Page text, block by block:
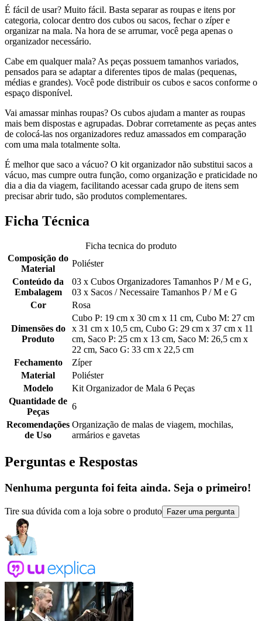
É fácil de usar? Muito fácil. Basta separar as roupas e itens por
categoria, colocar dentro dos cubos ou sacos, fechar o zíper e
organizar na mala. Na hora de se arrumar, você pega apenas o
organizador necessário.
Cabe em qualquer mala? As peças possuem tamanhos variados,
pensados para se adaptar a diferentes tipos de malas (pequenas,
médias e grandes). Você pode distribuir os cubos e sacos conforme o
espaço disponível.
Vai amassar minhas roupas? Os cubos ajudam a manter as roupas
mais bem dispostas e agrupadas. Dobrar corretamente as peças antes
de colocá-las nos organizadores reduz amassados em comparação
com uma mala totalmente solta.
É melhor que saco a vácuo? O kit organizador não substitui sacos a
vácuo, mas cumpre outra função, como organização e praticidade no
dia a dia da viagem, facilitando acessar cada grupo de itens sem
precisar abrir tudo, são produtos complementares.
Ficha Técnica
Ficha tecnica do produto
Composição do
Material
Poliéster
Conteúdo da
Embalagem
03 x Cubos Organizadores Tamanhos P / M e G,
03 x Sacos / Necessaire Tamanhos P / M e G
Cor
Rosa
Dimensões do
Produto
Cubo P: 19 cm x 30 cm x 11 cm, Cubo M: 27 cm
x 31 cm x 10,5 cm, Cubo G: 29 cm x 37 cm x 11
cm, Saco P: 25 cm x 13 cm, Saco M: 26,5 cm x
22 cm, Saco G: 33 cm x 22,5 cm
Fechamento
Zíper
Material
Poliéster
Modelo
Kit Organizador de Mala 6 Peças
Quantidade de
Peças
6
Recomendações
de Uso
Organização de malas de viagem, mochilas,
armários e gavetas
Perguntas e Respostas
Nenhuma pergunta foi feita ainda. Seja o primeiro!
Tire sua dúvida com a loja sobre o produto Fazer uma pergunta